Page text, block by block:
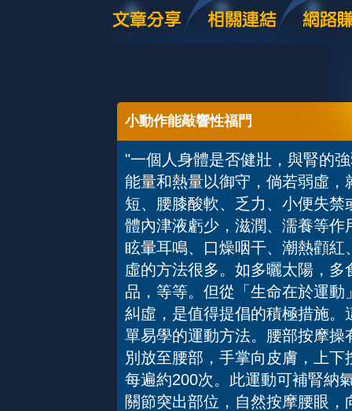
小動作能敲響性福門
"一個人身體是否健壯，與腎的
能量和熱量以御守，倘若弱虛
短、腰膝酸軟、乏力、小便失
體內津液虧少，滋潤、濡養等
眩暈耳鳴、口燥咽干、潮熱顴
虛的方法很多。如多曬太陽，
品，等等。但從「生命在於運
糾虛，是值得提倡的積極措施
單易學的運動方法。腰部按摩
別放至腰部，手掌向皮膚，上
每遍約200次。此運動可補腎納
關節突出部位，自然按摩腰眼